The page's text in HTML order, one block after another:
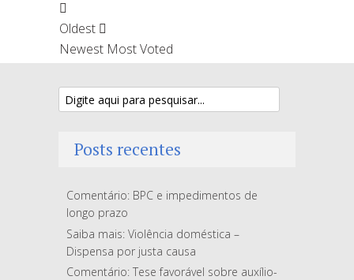
Oldest
Newest Most Voted
Posts recentes
Comentário: BPC e impedimentos de
longo prazo
Saiba mais: Violência doméstica –
Dispensa por justa causa
Comentário: Tese favorável sobre auxílio-